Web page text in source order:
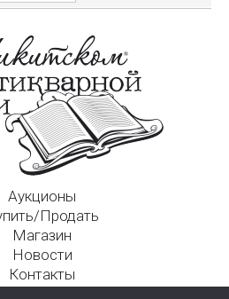
Аукционы
Продать
Магазин
Новости
Контакты